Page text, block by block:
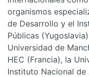
organismos
de Desarrollo y el
Públicas
Universidad de
HEC (Francia), la
Instituto Nacional